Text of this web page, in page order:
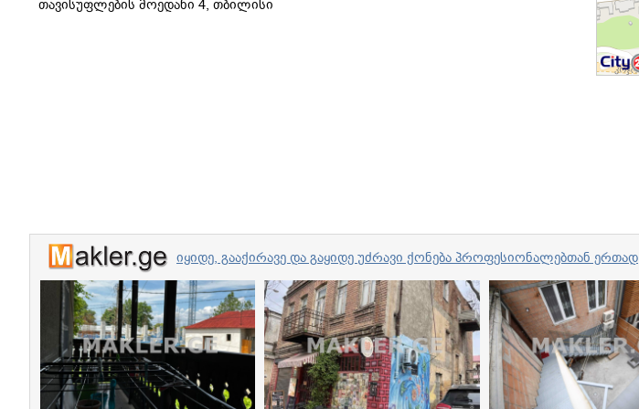
თავისუფლების მოედანი 4, თბილისი
იყიდე, გააქირავე და გაყიდე უძრავი ქონება პროფესიონალებთან ერთად